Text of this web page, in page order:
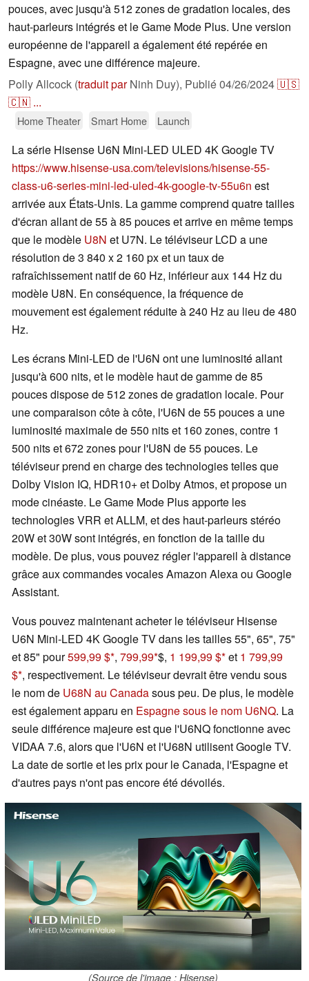
pouces, avec jusqu'à 512 zones de gradation locales, des
haut-parleurs intégrés et le Game Mode Plus. Une version
européenne de l'appareil a également été repérée en
Espagne, avec une différence majeure.
Polly Allcock (traduit parNinh Duy), Publié04/26/2024🇺🇸
🇨🇳 ...
Home Theater Smart Home Launch
La série Hisense U6N Mini-LED ULED 4K Google TV
https://www.hisense-usa.com/televisions/hisense-55-
class-u6-series-mini-led-uled-4k-google-tv-55u6n est
arrivée aux États-Unis. La gamme comprend quatre tailles
d'écran allant de 55 à 85 pouces et arrive en même temps
que le modèle U8N et U7N. Le téléviseur LCD a une
résolution de 3 840 x 2 160 px et un taux de
rafraîchissement natif de 60 Hz, inférieur aux 144 Hz du
modèle U8N. En conséquence, la fréquence de
mouvement est également réduite à 240 Hz au lieu de 480
Hz.
Les écrans Mini-LED de l'U6N ont une luminosité allant
jusqu'à 600 nits, et le modèle haut de gamme de 85
pouces dispose de 512 zones de gradation locale. Pour
une comparaison côte à côte, l'U6N de 55 pouces a une
luminosité maximale de 550 nits et 160 zones, contre 1
500 nits et 672 zones pour l'U8N de 55 pouces. Le
téléviseur prend en charge des technologies telles que
Dolby Vision IQ, HDR10+ et Dolby Atmos, et propose un
mode cinéaste. Le Game Mode Plus apporte les
technologies VRR et ALLM, et des haut-parleurs stéréo
20W et 30W sont intégrés, en fonction de la taille du
modèle. De plus, vous pouvez régler l'appareil à distance
grâce aux commandes vocales Amazon Alexa ou Google
Assistant.
Vous pouvez maintenant acheter le téléviseur Hisense
U6N Mini-LED 4K Google TV dans les tailles 55", 65", 75"
et 85" pour599,99 $ , 799,99 $, 1 199,99 $ et 1 799,99
$ , respectivement. Le téléviseur devrait être vendu sous
le nom de U68N au Canadasous peu. De plus, le modèle
est également apparu en Espagne sous le nom U6NQ. La
seule différence majeure est que l'U6NQ fonctionne avec
VIDAA 7.6, alors que l'U6N et l'U68N utilisent Google TV.
La date de sortie et les prix pour le Canada, l'Espagne et
d'autres pays n'ont pas encore été dévoilés.
(Source de l'image : Hisense)